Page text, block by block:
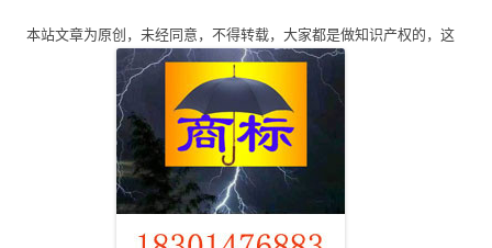
航
本站文章为原创，未经同意，不得转载，大家都是做知识产权的，这